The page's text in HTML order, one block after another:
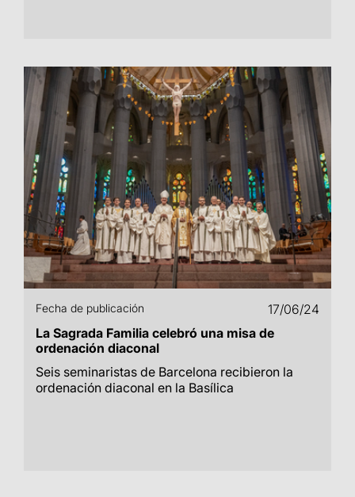
Fecha de publicación
17/06/24
La Sagrada Familia celebró una misa de
ordenación diaconal
Seis seminaristas de Barcelona recibieron la
ordenación diaconal en la Basílica